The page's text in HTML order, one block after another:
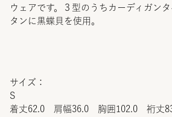
ウェアです。３型のうちカーディガン
タンに黒蝶貝を使用。
サイズ：
S
着丈62.0 肩幅36.0 胸囲102.0 裄丈